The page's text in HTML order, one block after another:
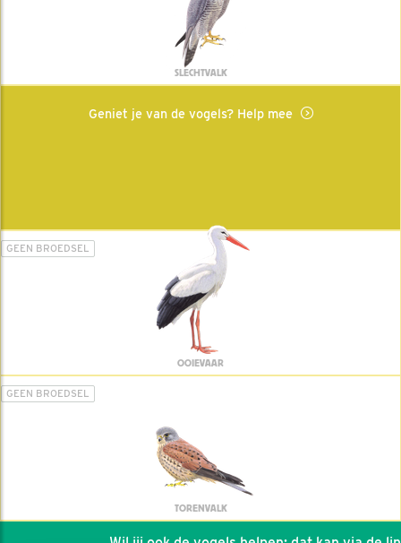
SLECHTVALK
Geniet je van de vogels? Help mee
GEEN BROEDSEL
OOIEVAAR
GEEN BROEDSEL
TORENVALK